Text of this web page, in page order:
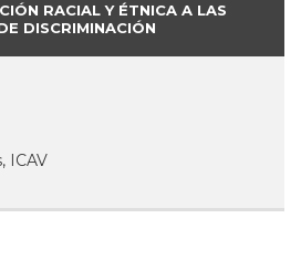
RACIAL Y ÉTNICA A LAS
DISCRIMINACIÓN
ICAV